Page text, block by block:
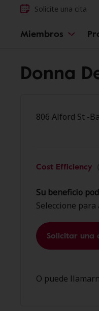
Solicite una cita
Miembros
Donna
806 Alford St -
Cost Efficiency
Su beneficio
Seleccione
Solicitar una
O puede